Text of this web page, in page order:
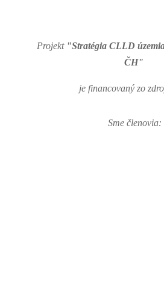
Projekt "Stratégia CLLD
ČH"
je financovaný zo
Sme členovia: